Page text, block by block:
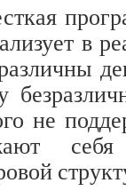
в
не